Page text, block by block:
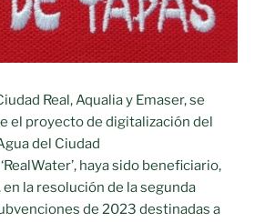
Real, Aqualia y Emaser, se
el proyecto de digitalización del
del Ciudad
haya sido beneficiario,
la resolución de la segunda
de 2023 destinadas a